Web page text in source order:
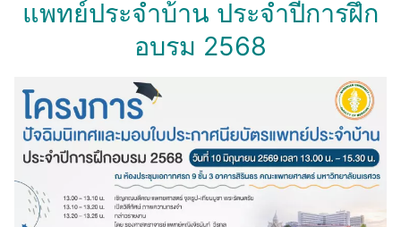
แพทย์ประจำบ้าน ประจำปีการฝึก
อบรม 2568